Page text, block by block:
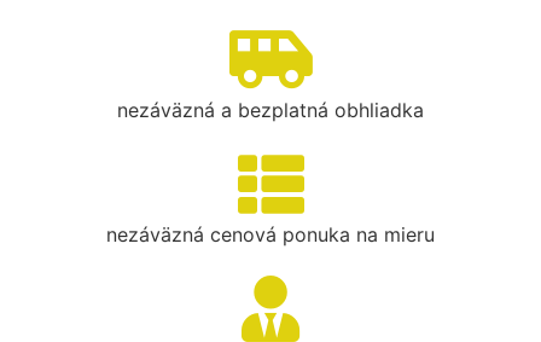
nezáväzná a bezplatná obhliadka
nezáväzná cenová ponuka na mieru